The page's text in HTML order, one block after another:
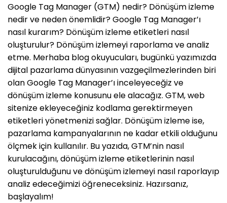
Google Tag Manager (GTM) nedir? Dönüşüm izleme
nedir ve neden önemlidir? Google Tag Manager’ı
nasıl kurarım? Dönüşüm izleme etiketleri nasıl
oluşturulur? Dönüşüm izlemeyi raporlama ve analiz
etme. Merhaba blog okuyucuları, bugünkü yazımızda
dijital pazarlama dünyasının vazgeçilmezlerinden biri
olan Google Tag Manager’ı inceleyeceğiz ve
dönüşüm izleme konusunu ele alacağız. GTM, web
sitenize ekleyeceğiniz kodlama gerektirmeyen
etiketleri yönetmenizi sağlar. Dönüşüm izleme ise,
pazarlama kampanyalarının ne kadar etkili olduğunu
ölçmek için kullanılır. Bu yazıda, GTM’nin nasıl
kurulacağını, dönüşüm izleme etiketlerinin nasıl
oluşturulduğunu ve dönüşüm izlemeyi nasıl raporlayıp
analiz edeceğimizi öğreneceksiniz. Hazırsanız,
başlayalım!